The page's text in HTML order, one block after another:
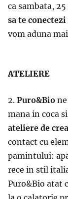
ca sambata,
sa te
vom aduna
ATELIERE
2. Puro&Bio
mana in coca
ateliere de
contact cu
pamintului:
rece in stil
Puro&Bio atat